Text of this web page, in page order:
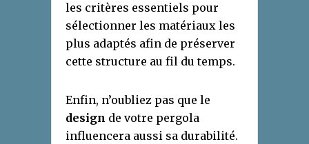
les critères essentiels pour
sélectionner les matériaux les
plus adaptés afin de préserver
cette structure au fil du temps.
Enfin, n’oubliez pas que le
design de votre pergola
influencera aussi sa durabilité.